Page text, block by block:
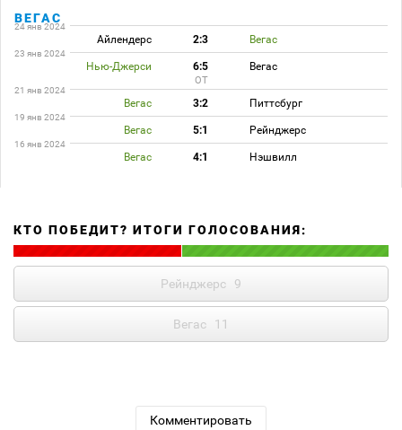
ВЕГАС
24 янв 2024
Айлендерс 2:3 Вегас
23 янв 2024
Нью-Джерси 6:5 Вегас
ОТ
21 янв 2024
Вегас 3:2 Питтсбург
19 янв 2024
Вегас 5:1 Рейнджерс
16 янв 2024
Вегас 4:1 Нэшвилл
КТО ПОБЕДИТ? ИТОГИ ГОЛОСОВАНИЯ:
Рейнджерс 9
Вегас 11
Комментировать